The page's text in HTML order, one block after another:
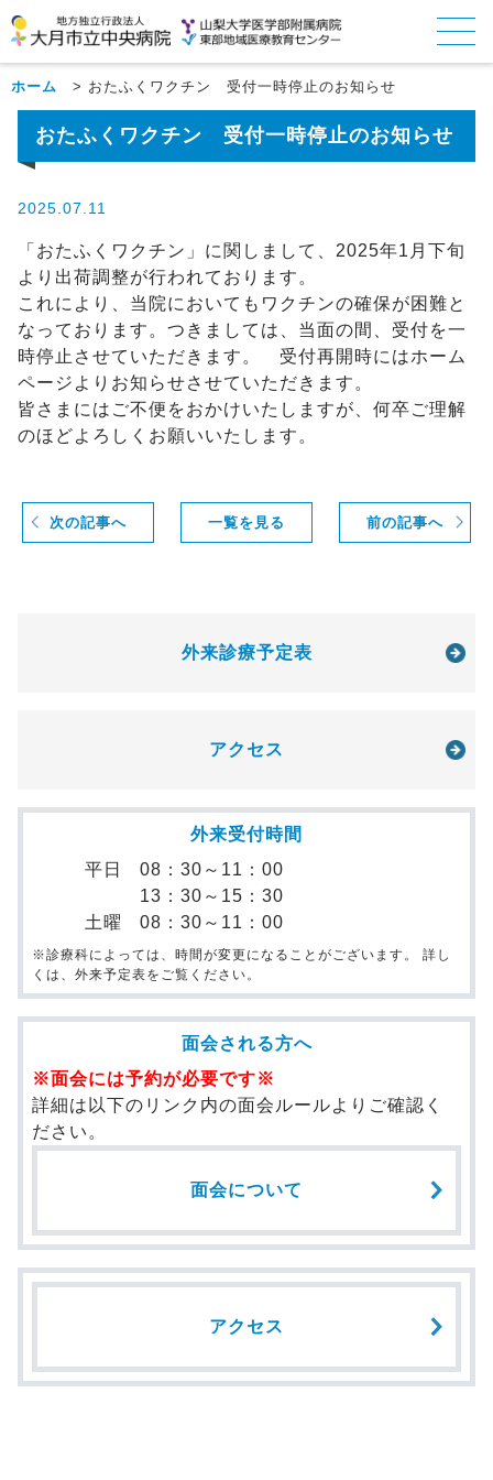
ホーム > おたふくワクチン 受付一時停止のお知らせ
外来診療予定表
アクセス
外来受付時間
平日
08：30～11：00
13：30～15：30
土曜
08：30～11：00
※診療科によっては、時間が変更になることがございます。 詳し
くは、外来予定表をご覧ください。
面会される方へ
※面会には予約が必要です※
詳細は以下のリンク内の面会ルールよりご確認く
ださい。
面会について
アクセス
おたふくワクチン 受付一時停止のお知らせ
2025.07.11
「おたふくワクチン」に関しまして、2025年1月下旬
より出荷調整が行われております。
これにより、当院においてもワクチンの確保が困難と
なっております。つきましては、当面の間、受付を一
時停止させていただきます。 受付再開時にはホーム
ページよりお知らせさせていただきます。
皆さまにはご不便をおかけいたしますが、何卒ご理解
のほどよろしくお願いいたします。
次の記事へ 一覧を見る 前の記事へ